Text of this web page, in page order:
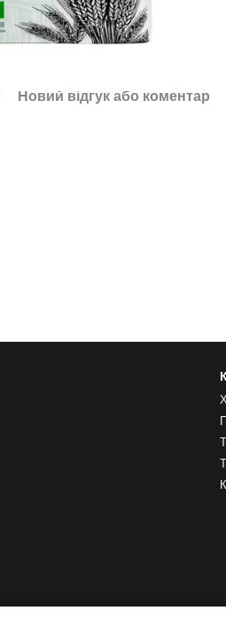
Новий відгук або коментар